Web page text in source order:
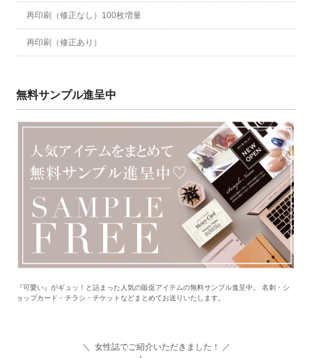
再印刷（修正なし）100枚増量
再印刷（修正あり）
無料サンプル進呈中
『可愛い』がギュッ！と詰まった人気の販促アイテムの無料サンプル進呈中。 名刺・シ
ョップカード・チラシ・チケットなどまとめてお送りいたします。
＼ 女性誌でご紹介いただきました！ ／